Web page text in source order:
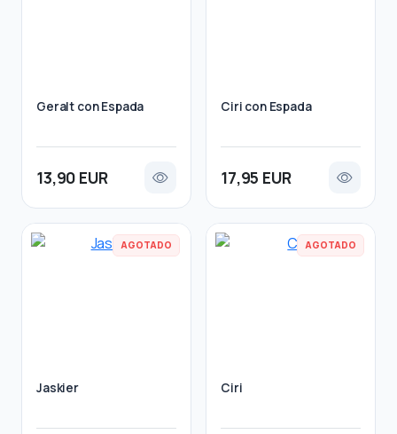
Geralt con Espada
13,90 EUR
Ciri con Espada
17,95 EUR
AGOTADO
Jaskier
AGOTADO
Ciri